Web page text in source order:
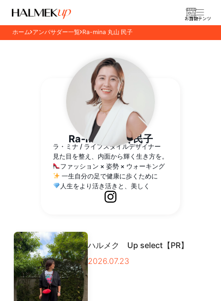
お買物
コンテンツ
ホーム アンバサダー一覧 Ra-mina 丸山 民子
Ra-mina 丸山 民子
ラ・ミナ / ライフスタイルデザイナー
見た目を整え、内面から輝く生き方を。
ファッション × 姿勢 × ウォーキング
一生自分の足で健康に歩くために
人生をより活き活きと、美しく
ハルメク Up select【PR】
2026.07.23